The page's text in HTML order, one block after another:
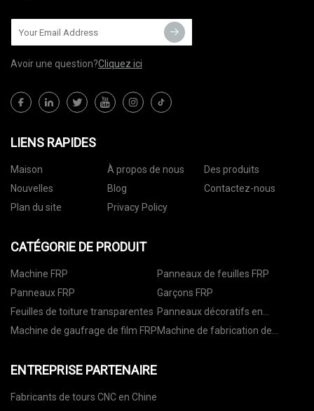
Avoir une question?Cliquez ici
LIENS RAPIDES
Maison À propos de nous
Des produits
Nouvelles
Blog
Contactez-nous
Plan du site
Privacy Policy
CATÉGORIE DE PRODUIT
Machine FRP
Panneaux de feuilles FRP
Panneaux FRP
Garçons FRP
Feuilles de toiture transparentes Panneaux décoratifs en
plastique
Machine de gaufrage de film FRPMachine de fabrication de
ENTREPRISE PARTENAIRE
Fabricants de tours CNC en Chine